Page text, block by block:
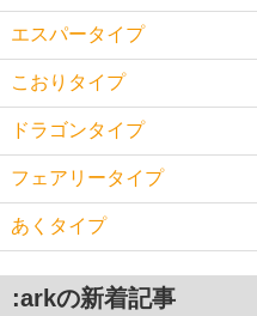
エスパータイプ
こおりタイプ
ドラゴンタイプ
フェアリータイプ
あくタイプ
:arkの新着記事